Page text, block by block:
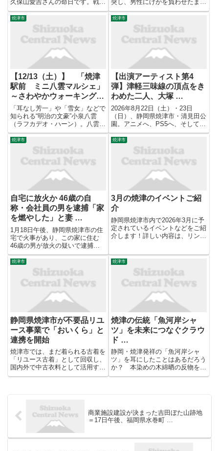
久保山愛吉さんの命日です。戦後
に起きた核の悲劇を後世に伝えよ
うと、久保山さんの地元・静岡県
焼津市で追悼行事が開かれまし
た。 【写真を見る】「原水爆の
被害者は私を最後に」第五福竜
突し、男性にけがを負わせたまま
逃走したとして逮捕されました。
過失運転致傷とひき逃げの疑いで
逮捕されたのは、自称・焼津市三
ケ名に住む自称・運転手の男（３
８）です。
焼津市
【12/13（土）】 「焼津
駅前 ミニ八雲マルシェ」
～さわやかウォーキングと
同日開催！～
「耳なし芳一」や「雪女」などで
知られる“明治の文豪”小泉八雲
（ラフカデオ・ハーン）。八雲は
焼津を愛し、晩年、6度の夏を焼
津で過ごしました。現在、小泉八
雲と妻・セツがモデルとなってい
る連続テレビ小説が放送されてい
ます！12月13日（土）、ＪＲ...
焼津市
【出演アーティスト第4
弾】津軽三味線の頂点をき
わめた二人、大塚 …
2026年8月22日（土）・23日
（日）、静岡県焼津市・清見田公
園。アニメへ、PS5へ、そしてグ
ラミーの舞台へ。世界に届く津軽
三味線の音を、踊るためでなく、
聴くために。 株式会社nonii（本
社：静岡県静岡市、代表取締役：
片寄裕介）は、20...
焼津市
自宅に放火か 46歳の自
称・会社員の男を逮捕「家
を燃やした」と妻 …
1月18日午後、静岡県焼津市の住
宅で火事があり、この家に住む
46歳の男が放火の疑いで逮捕さ
れました。 現住建造物等放火の
疑いで緊急逮捕されたのは、焼津
市南小川に住む自称・会社員の男
（46）です。警察によります
と、男は1月18日午後6時頃、
焼津市
3月の焼津のイベントご紹
介
静岡県焼津市内で2026年3月に予
定されているイベントなどをご紹
介します！詳しい内容は、リンク
期、中止などの可能性もございま
す。事前に各自で主催者ホームペ
ージ、SNS等をご確認いただ...
焼津市
静岡県焼津市が不要品リユ
ース事業で「おいくら」と
連携を開始
焼津市では、まだ着られる古着を
「リユース古着」として回収し、
国内外で中古衣料として活用する
取組を行なっており、2022年度
めの取組は実施しておらず...
焼津市
焼津の伝統「魚河岸シャ
ツ」を未来につなぐクラウ
ド …
静岡・焼津発祥の「魚河岸シャ
ツ」を耳にしたことはあるだろう
か？ 本染めの木綿晒の反物を丁
寧に仕立てたシャツで、通気性が
商業施設建設が決まった吉田ぼた山跡地
＝17日午後、福岡県水巻町 …